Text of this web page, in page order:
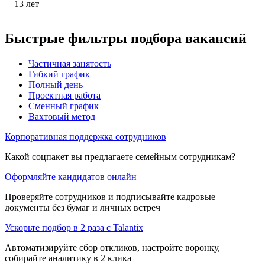
13 лет
Быстрые фильтры подбора вакансий
Частичная занятость
Гибкий график
Полный день
Проектная работа
Сменный график
Вахтовый метод
Корпоративная поддержка сотрудников
Какой соцпакет вы предлагаете семейным сотрудникам?
Оформляйте кандидатов онлайн
Проверяйте сотрудников и подписывайте кадровые
документы без бумаг и личных встреч
Ускорьте подбор в 2 раза с Talantix
Автоматизируйте сбор откликов, настройте воронку,
собирайте аналитику в 2 клика